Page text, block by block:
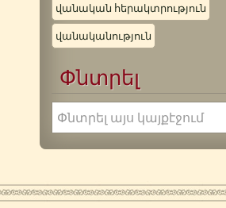
վանական հերակտրություն
վանականություն
Փնտրել